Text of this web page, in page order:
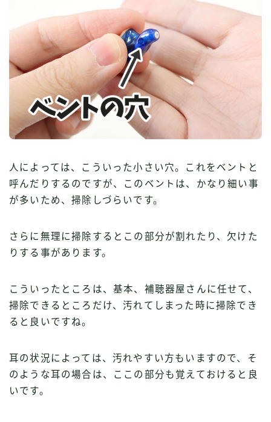
人によっては、こういった小さい穴。これをベントと
呼んだりするのですが、このベントは、かなり細い事
が多いため、掃除しづらいです。
さらに無理に掃除するとこの部分が割れたり、欠けた
りする事があります。
こういったところは、基本、補聴器屋さんに任せて、
掃除できるところだけ、汚れてしまった時に掃除でき
ると良いですね。
耳の状況によっては、汚れやすい方もいますので、そ
のような耳の場合は、ここの部分も覚えておけると良
いです。